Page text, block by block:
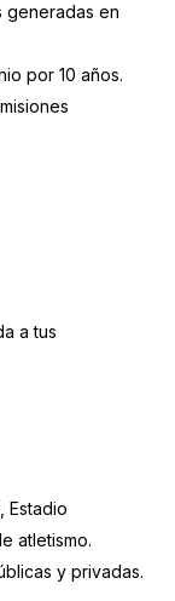
generadas en
por 10 años.
a tus
Estadio
atletismo.
y privadas.